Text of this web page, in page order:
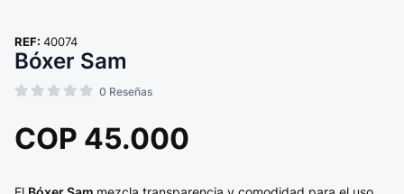
REF: 40074
Bóxer Sam
0 Reseñas
COP 45.000